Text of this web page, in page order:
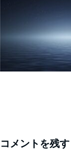
コメントを残す